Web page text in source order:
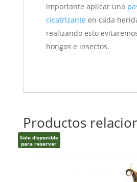
importante aplicar una
cicatrizante en cada
realizando esto
hongos e insectos.
Productos
Solo disponible
para reservar